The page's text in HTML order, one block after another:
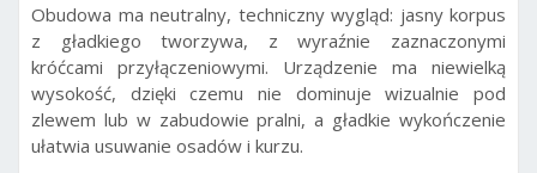
Obudowa ma neutralny, techniczny wygląd: jasny korpus
z gładkiego tworzywa, z wyraźnie zaznaczonymi
króćcami przyłączeniowymi. Urządzenie ma niewielką
wysokość, dzięki czemu nie dominuje wizualnie pod
zlewem lub w zabudowie pralni, a gładkie wykończenie
ułatwia usuwanie osadów i kurzu.